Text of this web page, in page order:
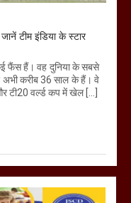
टीम इंडिया के स्टार
फैंस हैं। वह दुनिया के सबसे
अभी करीब 36 साल के हैं। वे
टी20 वर्ल्ड कप में खेल […]